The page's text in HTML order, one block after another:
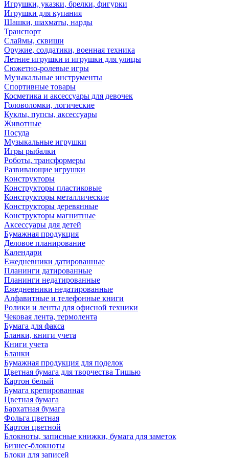
Игрушки, указки, брелки, фигурки
Игрушки для купания
Шашки, шахматы, нарды
Транспорт
Слаймы, сквиши
Оружие, солдатики, военная техника
Летние игрушки и игрушки для улицы
Сюжетно-ролевые игры
Музыкальные инструменты
Спортивные товары
Косметика и аксессуары для девочек
Головоломки, логические
Куклы, пупсы, аксессуары
Животные
Посуда
Музыкальные игрушки
Игры рыбалки
Роботы, трансформеры
Развивающие игрушки
Конструкторы
Конструкторы пластиковые
Конструкторы металлические
Конструкторы деревянные
Конструкторы магнитные
Аксессуары для детей
Бумажная продукция
Деловое планирование
Календари
Ежедневники датированные
Планинги датированные
Планинги недатированные
Ежедневники недатированные
Алфавитные и телефонные книги
Ролики и ленты для офисной техники
Чековая лента, термолента
Бумага для факса
Бланки, книги учета
Книги учета
Бланки
Бумажная продукция для поделок
Цветная бумага для творчества Тишью
Картон белый
Бумага крепированная
Цветная бумага
Бархатная бумага
Фольга цветная
Картон цветной
Блокноты, записные книжки, бумага для заметок
Бизнес-блокноты
Блоки для записей